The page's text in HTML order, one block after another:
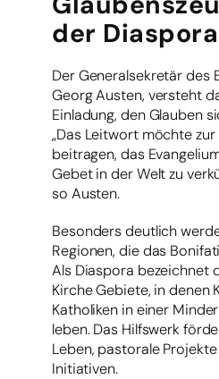
der Diaspora
Der Generalsekretär des
Georg Austen, versteht
Einladung, den Glauben
„Das Leitwort möchte
beitragen, das
Gebet in der Welt zu
so Austen.
Besonders deutlich
Regionen, die das
Als Diaspora bezeichnet
Kirche Gebiete, in denen
Katholiken in einer
leben. Das Hilfswerk
Leben, pastorale
Initiativen.